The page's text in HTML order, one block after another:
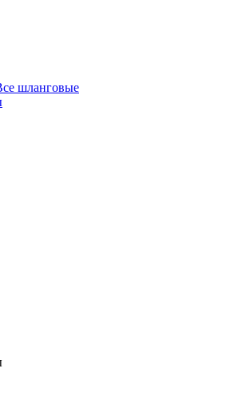
шланговые